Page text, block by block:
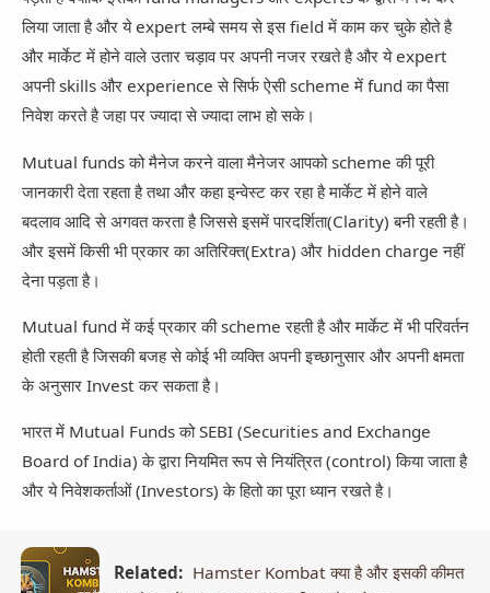
लिया जाता है और ये expert लम्बे समय से इस field में काम कर चुके होते है
और मार्केट में होने वाले उतार चड़ाव पर अपनी नजर रखते है और ये expert
अपनी skills और experience से सिर्फ ऐसी scheme में fund का पैसा
निवेश करते है जहा पर ज्यादा से ज्यादा लाभ हो सके।
Mutual funds को मैनेज करने वाला मैनेजर आपको scheme की पूरी
जानकारी देता रहता है तथा और कहा इन्वेस्ट कर रहा है मार्केट में होने वाले
बदलाव आदि से अगवत करता है जिससे इसमें पारदर्शिता(Clarity) बनी रहती है।
और इसमें किसी भी प्रकार का अतिरिक्त(Extra) और hidden charge नहीं
देना पड़ता है।
Mutual fund में कई प्रकार की scheme रहती है और मार्केट में भी परिवर्तन
होती रहती है जिसकी बजह से कोई भी व्यक्ति अपनी इच्छानुसार और अपनी क्षमता
के अनुसार Invest कर सकता है।
भारत में Mutual Funds को SEBI (Securities and Exchange
Board of India) के द्वारा नियमित रूप से नियंत्रित (control) किया जाता है
और ये निवेशकर्ताओं (Investors) के हितो का पूरा ध्यान रखते है।
Related: Hamster Kombat क्या है और इसकी कीमत